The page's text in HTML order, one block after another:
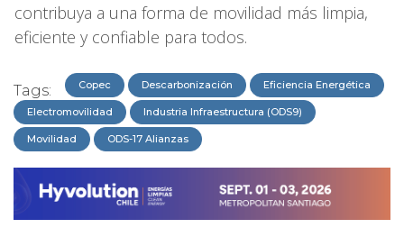
contribuya a una forma de movilidad más limpia,
eficiente y confiable para todos.
Tags: Copec Descarbonización Eficiencia Energética
Electromovilidad Industria Infraestructura (ODS9)
Movilidad ODS-17 Alianzas